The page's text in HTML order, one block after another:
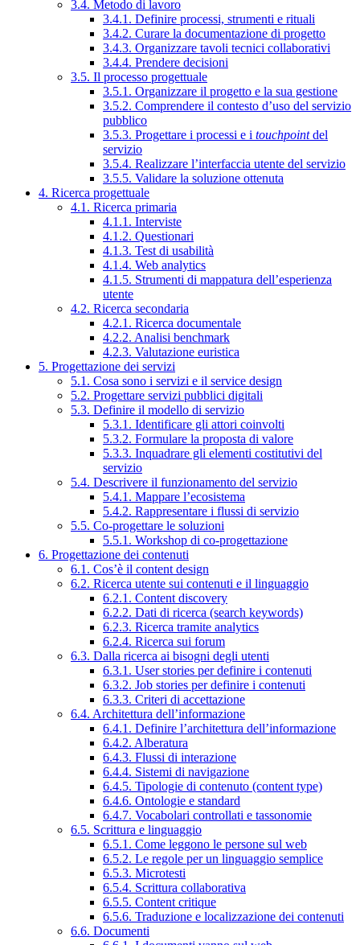
3.4. Metodo di lavoro
3.4.1. Definire processi, strumenti e rituali
3.4.2. Curare la documentazione di progetto
3.4.3. Organizzare tavoli tecnici collaborativi
3.4.4. Prendere decisioni
3.5. Il processo progettuale
3.5.1. Organizzare il progetto e la sua gestione
3.5.2. Comprendere il contesto d’uso del servizio
pubblico
3.5.3. Progettare i processi e i touchpointdel
servizio
3.5.4. Realizzare l’interfaccia utente del servizio
3.5.5. Validare la soluzione ottenuta
4. Ricerca progettuale
4.1. Ricerca primaria
4.1.1. Interviste
4.1.2. Questionari
4.1.3. Test di usabilità
4.1.4. Web analytics
4.1.5. Strumenti di mappatura dell’esperienza
utente
4.2. Ricerca secondaria
4.2.1. Ricerca documentale
4.2.2. Analisi benchmark
4.2.3. Valutazione euristica
5. Progettazione dei servizi
5.1. Cosa sono i servizi e il service design
5.2. Progettare servizi pubblici digitali
5.3. Definire il modello di servizio
5.3.1. Identificare gli attori coinvolti
5.3.2. Formulare la proposta di valore
5.3.3. Inquadrare gli elementi costitutivi del
servizio
5.4. Descrivere il funzionamento del servizio
5.4.1. Mappare l’ecosistema
5.4.2. Rappresentare i flussi di servizio
5.5. Co-progettare le soluzioni
5.5.1. Workshop di co-progettazione
6. Progettazione dei contenuti
6.1. Cos’è il content design
6.2. Ricerca utente sui contenuti e il linguaggio
6.2.1. Content discovery
6.2.2. Dati di ricerca (search keywords)
6.2.3. Ricerca tramite analytics
6.2.4. Ricerca sui forum
6.3. Dalla ricerca ai bisogni degli utenti
6.3.1. User stories per definire i contenuti
6.3.2. Job stories per definire i contenuti
6.3.3. Criteri di accettazione
6.4. Architettura dell’informazione
6.4.1. Definire l’architettura dell’informazione
6.4.2. Alberatura
6.4.3. Flussi di interazione
6.4.4. Sistemi di navigazione
6.4.5. Tipologie di contenuto (content type)
6.4.6. Ontologie e standard
6.4.7. Vocabolari controllati e tassonomie
6.5. Scrittura e linguaggio
6.5.1. Come leggono le persone sul web
6.5.2. Le regole per un linguaggio semplice
6.5.3. Microtesti
6.5.4. Scrittura collaborativa
6.5.5. Content critique
6.5.6. Traduzione e localizzazione dei contenuti
6.6. Documenti